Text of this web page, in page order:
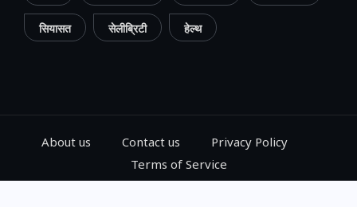
सियासत सेलीब्रिटी हेल्थ
About us Contact us
Privacy Policy
Terms of Service